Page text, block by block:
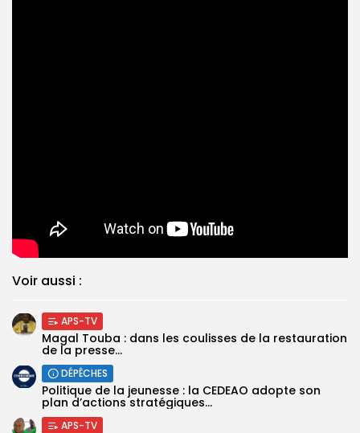
Voir aussi :
APS-TV
Magal Touba : dans les coulisses de la restauration
de la presse...
DÉPÊCHES
Politique de la jeunesse : la CEDEAO adopte son
plan d’actions stratégiques...
APS-TV